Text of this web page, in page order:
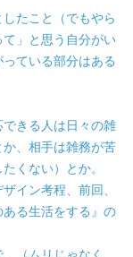
たこと（でもやら
」と思う自分がい
ている部分はある
きる人は日々の雑
、相手は雑務が苦
くない）とか。
イン考程、前回、
る生活をする』の